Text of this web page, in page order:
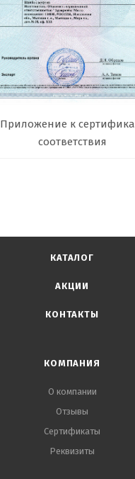
Приложение к
соответствия
КАТАЛОГ
АКЦИИ
КОНТАКТЫ
КОМПАНИЯ
О компании
Отзывы
Сертификаты
Реквизиты